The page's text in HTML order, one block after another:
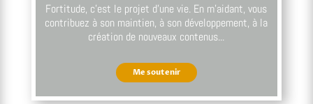
Fortitude, c’est le projet d’une vie. En m’aidant, vous
contribuez à son maintien, à son développement, à la
création de nouveaux contenus...
Me soutenir